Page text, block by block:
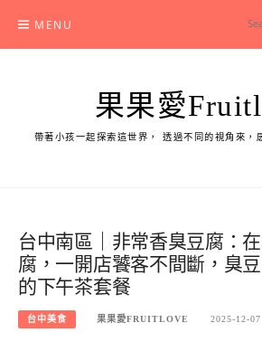
content
MENU
果果愛
帶著小孩一起探索這世界， 透過不同的視角來，
台中南區｜非常香臭豆腐：
腐，一開店饕客不間斷，臭
的下午茶套餐
台中美食 果果愛FRUITLOVE 2025-12-07